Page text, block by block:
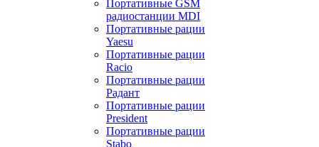
Портативные GSM
радиостанции MDI
Портативные рации
Yaesu
Портативные рации
Racio
Портативные рации
Радант
Портативные рации
President
Портативные рации
Stabo